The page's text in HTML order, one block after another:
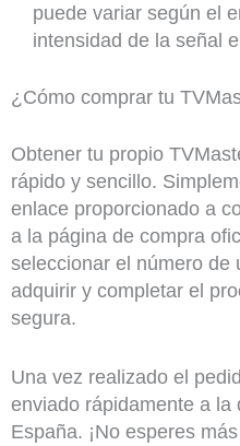
puede variar según el
intensidad de la señal
¿Cómo comprar tu
Obtener tu propio
rápido y sencillo.
enlace proporcionado a
a la página de compra
seleccionar el número de
adquirir y completar el
segura.
Una vez realizado el
enviado rápidamente a la
España. ¡No esperes